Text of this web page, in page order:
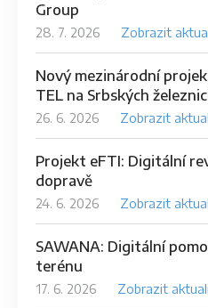
Group
28. 7. 2026 Zobrazit
Nový mezinárodní
TEL na Srbských
26. 6. 2026 Zobrazit
Projekt eFTI: Digitální
dopravě
24. 6. 2026 Zobrazit
SAWANA: Digitální
terénu
17. 6. 2026 Zobrazit